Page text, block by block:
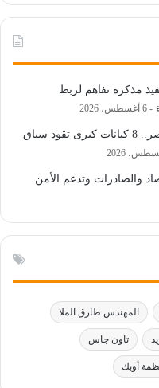
مذكرة تفاهم لربط
6 أغسطس، 2026
شركات التعدين العالمية العاملة في مصر.. 8 كيانات كبرى تقود سباق
تعزز الاقتصاد والصادرات وتدعم الأمن
المهندس طارق الملا
تاون جاس
أوبك